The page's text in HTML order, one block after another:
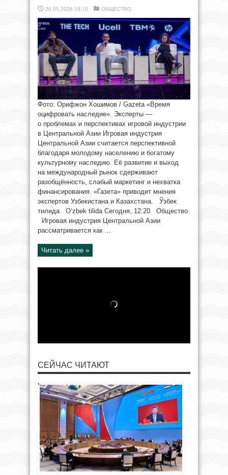
26.05.2026 18:10 ОБЩЕСТВО
Фото: Орифжон Хошимов / Gazeta «Время
оцифровать наследие». Эксперты —
о проблемах и перспективах игровой индустрии
в Центральной Азии Игровая индустрия
Центральной Азии считается перспективной
благодаря молодому населению и богатому
культурному наследию. Её развитие и выход
на международный рынок сдерживают
разобщённость, слабый маркетинг и нехватка
финансирования. «Газета» приводит мнения
экспертов Узбекистана и Казахстана. Ўзбек
тилида O‘zbek tilida Сегодня, 12:20 Общество
Игровая индустрия Центральной Азии
рассматривается как ...
Читать далее »
СЕЙЧАС ЧИТАЮТ